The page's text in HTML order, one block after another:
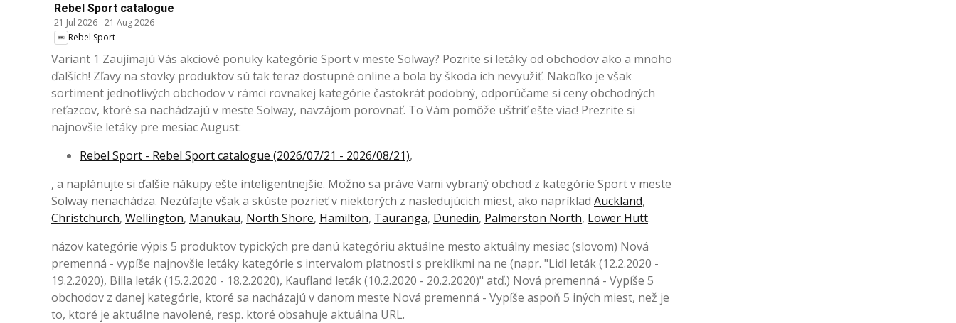
Rebel Sport catalogue
21 Jul 2026-21 Aug 2026
Rebel Sport
Variant 1 Zaujímajú Vás akciové ponuky kategórie Sport v meste Solway? Pozrite si letáky od obchodov ako a mnoho
ďalších! Zľavy na stovky produktov sú tak teraz dostupné online a bola by škoda ich nevyužiť. Nakoľko je však
sortiment jednotlivých obchodov v rámci rovnakej kategórie častokrát podobný, odporúčame si ceny obchodných
reťazcov, ktoré sa nachádzajú v meste Solway, navzájom porovnať. To Vám pomôže uštriť ešte viac! Prezrite si
najnovšie letáky pre mesiac August:
Rebel Sport - Rebel Sport catalogue (2026/07/21 - 2026/08/21),
, a naplánujte si ďalšie nákupy ešte inteligentnejšie. Možno sa práve Vami vybraný obchod z kategórie Sport v meste
Solway nenachádza. Nezúfajte však a skúste pozrieť v niektorých z nasledujúcich miest, ako napríklad Auckland,
Christchurch, Wellington, Manukau, North Shore, Hamilton, Tauranga, Dunedin, Palmerston North, Lower Hutt.
názov kategórie výpis 5 produktov typických pre danú kategóriu aktuálne mesto aktuálny mesiac (slovom) Nová
premenná - vypíše najnovšie letáky kategórie s intervalom platnosti s preklikmi na ne (napr. "Lidl leták (12.2.2020 -
19.2.2020), Billa leták (15.2.2020 - 18.2.2020), Kaufland leták (10.2.2020 - 20.2.2020)" atď.) Nová premenná - Vypíše 5
obchodov z danej kategórie, ktoré sa nacházajú v danom meste Nová premenná - Vypíše aspoň 5 iných miest, než je
to, ktoré je aktuálne navolené, resp. ktoré obsahuje aktuálna URL.